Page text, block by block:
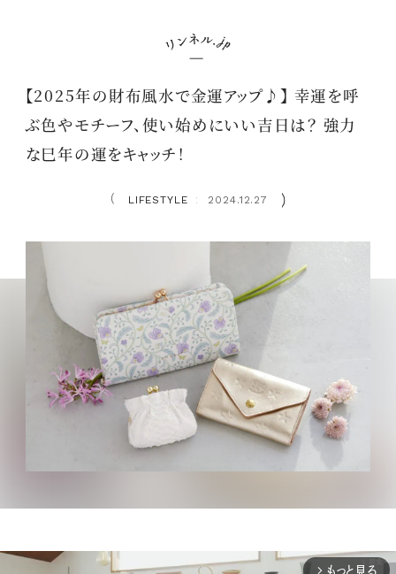
【2025年の財布風水で金運アップ♪】 幸運を呼
ぶ色やモチーフ、使い始めにいい吉日は？ 強力
な巳年の運をキャッチ！
LIFESTYLE ： 2024.12.27
arrow_forward_ios もっと見る